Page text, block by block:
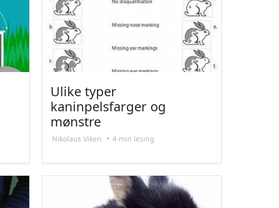
Ulike typer
kaninpelsfarger og
mønstre
Nikolaus Viken • 4 min lesing